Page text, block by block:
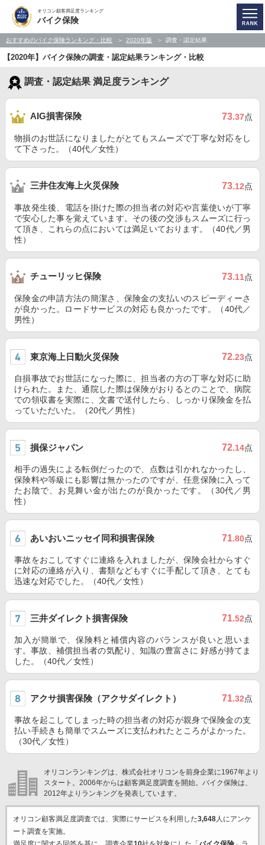
オリコン顧客満足度ランキング
バイク保険
おすすめのバイク保険ランキング・比較 2020年版 調査・認定結果
【2020年】バイク保険の調査・認定結果ランキング・比較
調査・認定結果 満足度ランキング
AIG損害保険 73.37点
物損のお世話になりましたがとてもスムーズで丁寧な対応をし
て下さった。（40代／女性）
三井住友海上火災保険 73.12点
事故発生後、電話を掛けた際の担当者の対応や言葉使いが丁寧
で安心した事を覚えています。その後の交渉もスムーズに行っ
て頂き、これらの点においては満足いております。（40代／男
性）
チューリッヒ保険 73.11点
保険金の申請方法の簡潔さ、保険金の支払いのスピーディーさ
が良かった。ロードサービスの対応も良かったです。（40代／
男性）
東京海上日動火災保険 72.23点
自損事故でお世話になった際に、担当者の方の丁寧な対応に助
けられた。また、通院した際は保険がおりるとのことで、病院
での領収書を実際に、文書で送付したら、しっかり保険金を払
っていただいた。（20代／男性）
損保ジャパン 72.14点
相手の過失による転倒だったので、点数は引かれなかったし、
保険料や等級にも影響は無かったのですが、任意保険に入って
たお陰で、お見舞い金が出たのが良かったです。（30代／男
性）
あいおいニッセイ同和損害保険 71.80点
事故をおこしてすぐに連絡を入れましたが、保険会社からすぐ
に対応の連絡が入り、書類などもすぐに手配して頂き、とても
迅速な対応でした。（40代／女性）
三井ダイレクト損害保険 71.52点
加入が簡単で、保険料と補償内容のバランスが良いと思いま
す。事故、補償担当者の気配り、知識の豊富さに 好感が持てま
した。（40代／女性）
アクサ損害保険（アクサダイレクト） 71.32点
事故を起こしてしまった時の担当者の対応が親身で保険金の支
払い手続きも簡単でスムーズに支払われたところがよかった。
（30代／女性）
オリコンランキングは、株式会社オリコンを前身企業に1967年より
スタート。2006年からは顧客満足度調査を開始。バイク保険は、
2012年よりランキングを発表しています。
オリコン顧客満足度調査では、実際にサービスを利用した3,648人にアンケ
ート調査を実施。